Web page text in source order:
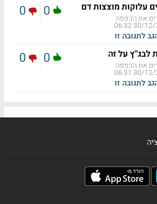
עלוקות מוצצות דם
את הכפפה
30/12/
לתגובה זו
0
0
לבג''ץ על זה
את הכפפה
30/12/
לתגובה זו
0
0